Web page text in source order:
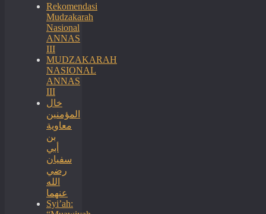
Rekomendasi
Mudzakarah
Nasional
ANNAS
III
MUDZAKARAH
NASIONAL
ANNAS
III
خال
المؤمنين
معاوية
بن
أبي
سفيان
رضي
الله
عنهما
Syi’ah: